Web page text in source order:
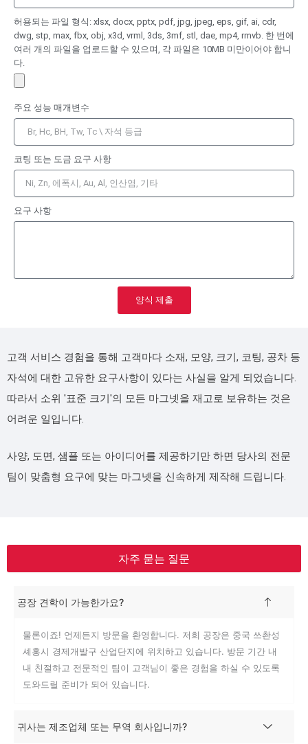
허용되는 파일 형식: xlsx, docx, pptx, pdf, jpg, jpeg, eps, gif, ai, cdr,
dwg, stp, max, fbx, obj, x3d, vrml, 3ds, 3mf, stl, dae, mp4, rmvb. 한 번에
여러 개의 파일을 업로드할 수 있으며, 각 파일은 10MB 미만이어야 합니
다.
주요 성능 매개변수
코팅 또는 도금 요구 사항
요구 사항
양식 제출
고객 서비스 경험을 통해 고객마다 소재, 모양, 크기, 코팅, 공차 등
자석에 대한 고유한 요구사항이 있다는 사실을 알게 되었습니다.
따라서 소위 '표준 크기'의 모든 마그넷을 재고로 보유하는 것은
어려운 일입니다.
사양, 도면, 샘플 또는 아이디어를 제공하기만 하면 당사의 전문
팀이 맞춤형 요구에 맞는 마그넷을 신속하게 제작해 드립니다.
자주 묻는 질문
공장 견학이 가능한가요?
물론이죠! 언제든지 방문을 환영합니다. 저희 공장은 중국 쓰촨성
셰홍시 경제개발구 산업단지에 위치하고 있습니다. 방문 기간 내
내 친절하고 전문적인 팀이 고객님이 좋은 경험을 하실 수 있도록
도와드릴 준비가 되어 있습니다.
귀사는 제조업체 또는 무역 회사입니까?